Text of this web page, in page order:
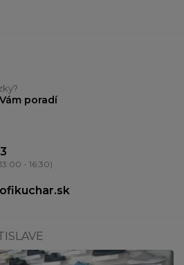
poradí
- 16:30)